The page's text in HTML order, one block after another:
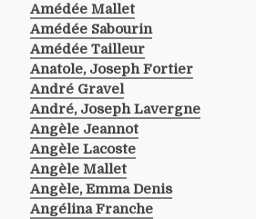
Amédée Mallet
Amédée Sabourin
Amédée Tailleur
Anatole, Joseph Fortier
André Gravel
André, Joseph Lavergne
Angèle Jeannot
Angèle Lacoste
Angèle Mallet
Angèle, Emma Denis
Angélina Franche